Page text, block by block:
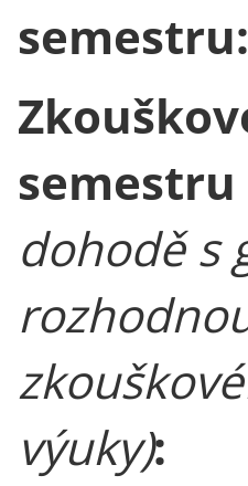
semestru:
semestru
dohodě s
výuky):